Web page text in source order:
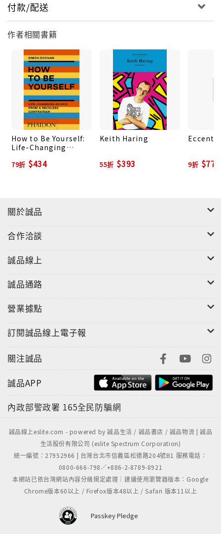
付款/配送
作者相關書籍
How to Be Yourself:
Life-Changing
Reckless Contrarian
79折 $434
Keith Haring
55折 $393 9折 $774
關於誠品
合作洽談
誠品線上
誠品通路
營業據點
訂閱誠品線上電子報
關注誠品
誠品APP
內政部警政署 165全民防騙網
誠品線上eslite.com - powered by 誠品生活 / 誠品書店 / 誠品物流 | 誠品
生活股份有限公司 (eslite Spectrum Corporation)
統一編號：27952966 | 台灣台北市信義區松德路204號B1 服務電話：
0800-666-798／+886-2-8789-8921
本網站已依台灣網站內容分級規定處理｜建議使用瀏覽器版本：Google
Chrome版本60以上 / Firefox版本48以上 / Safari 版本11以上
Passkey Pledge